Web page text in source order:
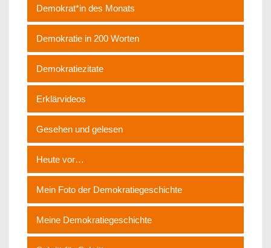
Demokrat*in des Monats
Demokratie in 200 Worten
Demokratiezitate
Erklärvideos
Gesehen und gelesen
Heute vor…
Mein Foto der Demokratiegeschichte
Meine Demokratiegeschichte